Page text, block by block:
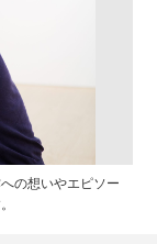
の想いやエピソー